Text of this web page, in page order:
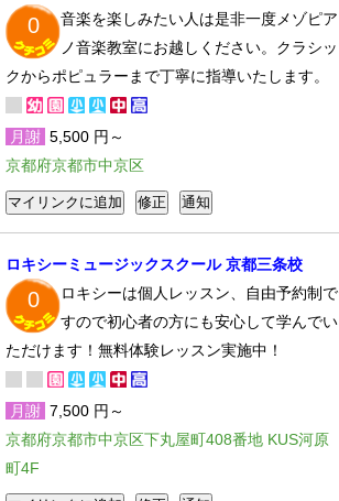
0
音楽を楽しみたい人は是非一度メゾピア
ノ音楽教室にお越しください。クラシッ
クからポピュラーまで丁寧に指導いたします。
月謝 5,500 円～
京都府京都市中京区
ロキシーミュージックスクール 京都三条校
0
ロキシーは個人レッスン、自由予約制で
すので初心者の方にも安心して学んでい
ただけます！無料体験レッスン実施中！
月謝 7,500 円～
京都府京都市中京区下丸屋町408番地 KUS河原
町4F